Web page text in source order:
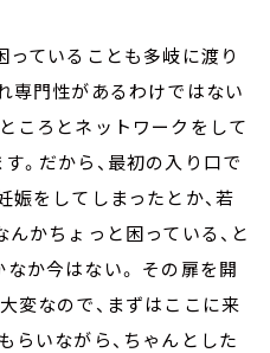
っていることも多岐に渡り
専門性があるわけではない
ころとネットワークをして
。だから、最初の入り口で
娠をしてしまったとか、若
かちょっと困っている、と
か今はない。 その扉を開
変なので、まずはここに来
らいながら、ちゃんとした